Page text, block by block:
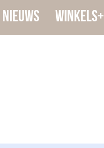
Nieuws Winkels+